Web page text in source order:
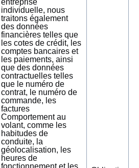
entreprise
individuelle, nous
traitons également
des données
financières telles que
les cotes de crédit, les
comptes bancaires et
les paiements, ainsi
que des données
contractuelles telles
que le numéro de
contrat, le numéro de
commande, les
factures
Comportement au
volant, comme les
habitudes de
conduite, la
géolocalisation, les
heures de
fonctionnement et les